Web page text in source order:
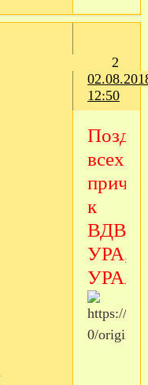
2
12:50
всех
к
ВДВ!!!